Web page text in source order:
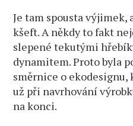
Je tam spousta výjimek,
kšeft. A někdy to fakt
slepené tekutými
dynamitem. Proto byla
směrnice o ekodesignu,
už při navrhování
na konci.